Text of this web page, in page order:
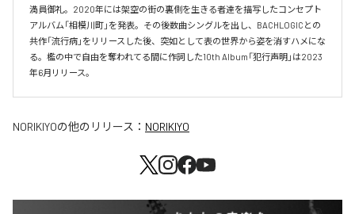
満員御礼。2020年には架空の街の裏側を生きる者達を描写したコンセプト
アルバム「相模川町」を発表。その後数曲シングルを出し、BACHLOGICとの
共作「流行病」をリリースした後、突如として表の世界から姿を消すハメにな
る。檻の中で自由を奪われてる間に作詞した10th Album「犯行声明」は2023
年6月リリース。
NORIKIYOの他のリリース： NORIKIYO